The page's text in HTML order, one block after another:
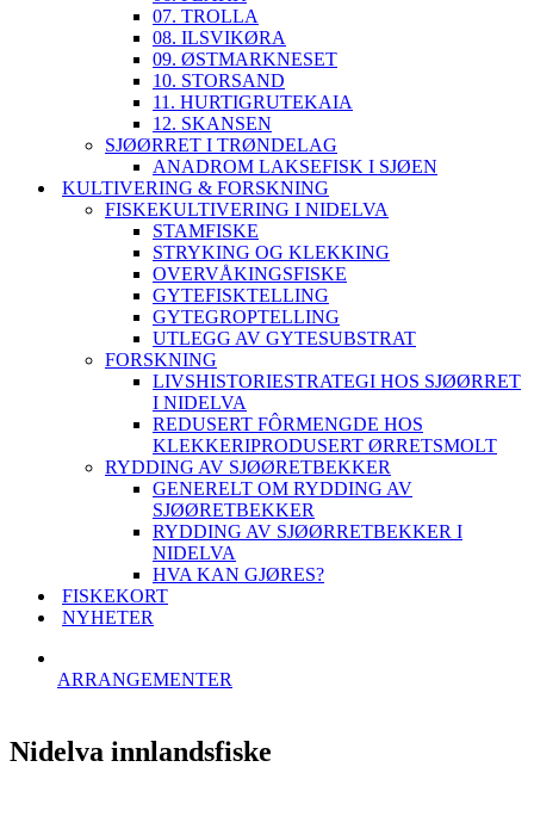
07. TROLLA
08. ILSVIKØRA
09. ØSTMARKNESET
10. STORSAND
11. HURTIGRUTEKAIA
12. SKANSEN
SJØØRRET I TRØNDELAG
ANADROM LAKSEFISK I SJØEN
KULTIVERING & FORSKNING
FISKEKULTIVERING I NIDELVA
STAMFISKE
STRYKING OG KLEKKING
OVERVÅKINGSFISKE
GYTEFISKTELLING
GYTEGROPTELLING
UTLEGG AV GYTESUBSTRAT
FORSKNING
LIVSHISTORIESTRATEGI HOS SJØØRRET
I NIDELVA
REDUSERT FÔRMENGDE HOS
KLEKKERIPRODUSERT ØRRETSMOLT
RYDDING AV SJØØRETBEKKER
GENERELT OM RYDDING AV
SJØØRETBEKKER
RYDDING AV SJØØRRETBEKKER I
NIDELVA
HVA KAN GJØRES?
FISKEKORT
NYHETER
ARRANGEMENTER
Nidelva innlandsfiske